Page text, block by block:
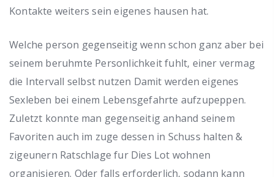
Kontakte weiters sein eigenes hausen hat.
Welche person gegenseitig wenn schon ganz aber bei
seinem beruhmte Personlichkeit fuhlt, einer vermag
die Intervall selbst nutzen Damit werden eigenes
Sexleben bei einem Lebensgefahrte aufzupeppen.
Zuletzt konnte man gegenseitig anhand seinem
Favoriten auch im zuge dessen in Schuss halten &
zigeunern Ratschlage fur Dies Lot wohnen
organisieren. Oder falls erforderlich, sodann kann